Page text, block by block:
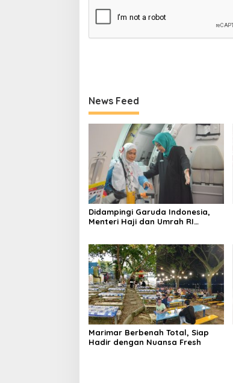
News Feed
Didampingi Garuda Indonesia,
Menteri Haji dan Umrah RI
Marimar Berbenah Total, Siap
Hadir dengan Nuansa Fresh